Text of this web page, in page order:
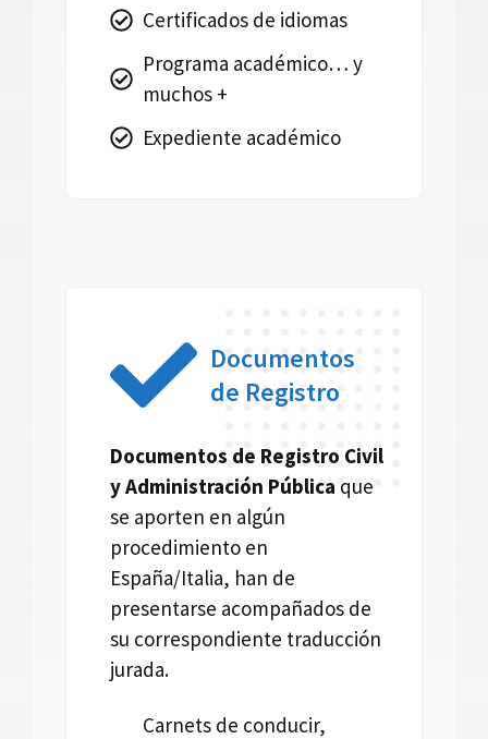
Certificados de idiomas
Programa académico… y
muchos +
Expediente académico
Documentos
de Registro
Documentos de Registro Civil
y Administración Pública que
se aporten en algún
procedimiento en
España/Italia, han de
presentarse acompañados de
su correspondiente traducción
jurada.
Carnets de conducir,